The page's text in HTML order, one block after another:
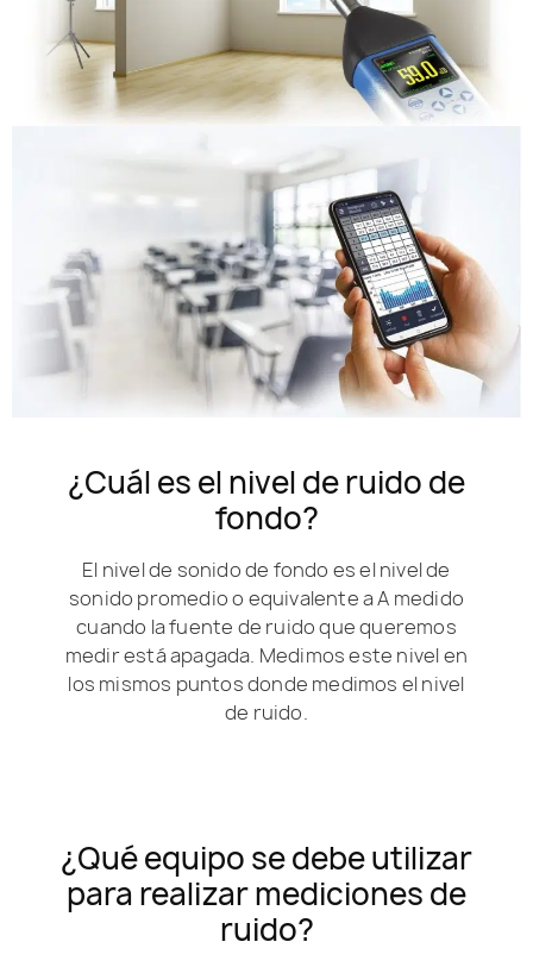
¿Cuál es el nivel de ruido de
fondo?
El nivel de sonido de fondo es el nivel de
sonido promedio o equivalente a A medido
cuando la fuente de ruido que queremos
medir está apagada. Medimos este nivel en
los mismos puntos donde medimos el nivel
de ruido.
¿Qué equipo se debe utilizar
para realizar mediciones de
ruido?